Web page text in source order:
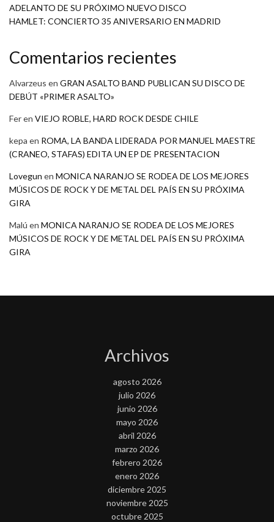
ADELANTO DE SU PRÓXIMO NUEVO DISCO
HAMLET: CONCIERTO 35 ANIVERSARIO EN MADRID
Comentarios recientes
Alvarzeus en GRAN ASALTO BAND PUBLICAN SU DISCO DE
DEBÚT «PRIMER ASALTO»
Feren VIEJO ROBLE, HARD ROCK DESDE CHILE
kepa en ROMA, LA BANDA LIDERADA POR MANUEL MAESTRE
(CRANEO, STAFAS) EDITA UN EP DE PRESENTACION
Lovegun en MONICA NARANJO SE RODEA DE LOS MEJORES
MÚSICOS DE ROCK Y DE METAL DEL PAÍS EN SU PRÓXIMA
GIRA
Malú en MONICA NARANJO SE RODEA DE LOS MEJORES
MÚSICOS DE ROCK Y DE METAL DEL PAÍS EN SU PRÓXIMA
GIRA
Archivos
agosto 2026
julio 2026
junio 2026
mayo 2026
abril 2026
marzo 2026
febrero 2026
enero 2026
diciembre 2025
noviembre 2025
octubre 2025